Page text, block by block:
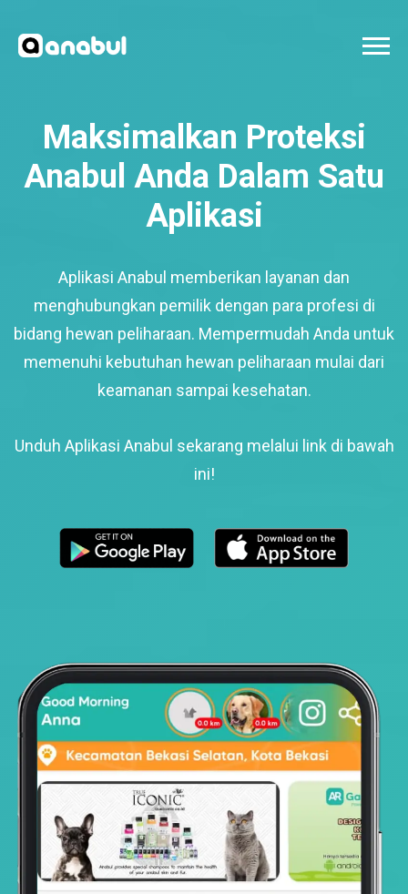
Maksimalkan Proteksi
Anabul Anda Dalam Satu
Aplikasi
Aplikasi Anabul memberikan layanan dan
menghubungkan pemilik dengan para profesi di
bidang hewan peliharaan. Mempermudah Anda untuk
memenuhi kebutuhan hewan peliharaan mulai dari
keamanan sampai kesehatan.
Unduh Aplikasi Anabul sekarang melalui link di bawah
ini!